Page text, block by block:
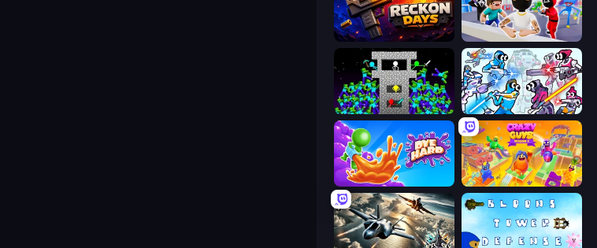
Reckon Days
Stick Epic Fighter Space Wars Battleground
Dye Hard Crazy Guys